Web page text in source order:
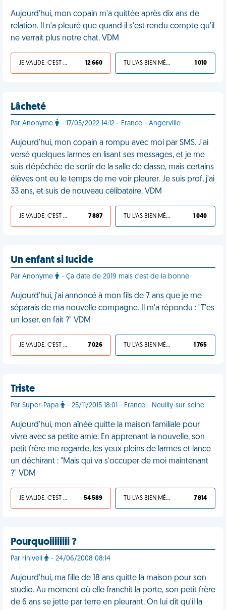
Aujourd'hui, mon copain m'a quittée après dix ans de
relation. Il n'a pleuré que quand il s'est rendu compte qu'il
ne verrait plus notre chat. VDM
JE VALIDE, C'EST UNE VDM 12 660 TU L'AS BIEN MÉRITÉ 1 010
Lâcheté
Par Anonyme - 17/05/2022 14:12 - France - Angerville
Aujourd'hui, mon copain a rompu avec moi par SMS. J'ai
versé quelques larmes en lisant ses messages, et je me
suis dépêchée de sortir de la salle de classe, mais certains
élèves ont eu le temps de me voir pleurer. Je suis prof, j'ai
33 ans, et suis de nouveau célibataire. VDM
JE VALIDE, C'EST UNE VDM 7 887 TU L'AS BIEN MÉRITÉ 1 040
Un enfant si lucide
Par Anonyme - Ça date de 2019 mais c'est de la bonne
Aujourd'hui, j'ai annoncé à mon fils de 7 ans que je me
séparais de ma nouvelle compagne. Il m'a répondu : "T'es
un loser, en fait ?" VDM
JE VALIDE, C'EST UNE VDM 7 026 TU L'AS BIEN MÉRITÉ 1 765
Triste
Par Super-Papa - 25/11/2015 18:01 - France - Neuilly-sur-seine
Aujourd'hui, mon aînée quitte la maison familiale pour
vivre avec sa petite amie. En apprenant la nouvelle, son
petit frère me regarde, les yeux pleins de larmes et lance
un déchirant : "Mais qui va s'occuper de moi maintenant
?" VDM
JE VALIDE, C'EST UNE VDM 54 589 TU L'AS BIEN MÉRITÉ 7 814
Pourquoiiiiiiii ?
Par rihiveli - 24/06/2008 08:14
Aujourd'hui, ma fille de 18 ans quitte la maison pour son
studio. Au moment où elle franchit la porte, son petit frère
de 6 ans se jette par terre en pleurant. On lui dit qu'il la